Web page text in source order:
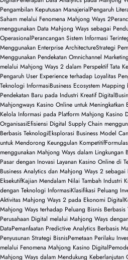
Pengambilan Keputusan ManajerialPengaruh
Saham melalui Fenomena Mahjong Ways 2
menggunakan Data Mahjong Ways sebagai
OperasionalPerancangan Sistem Informasi
Menggunakan Enterprise ArchitectureStrategi
Menggunakan Pendekatan Omnichannel Marketing
melalui Mahjong Ways 2 dalam Perspektif Tata
Pengaruh User Experience terhadap Loyalitas
Teknologi InformasiBusiness Ecosystem
Pendekatan Baru pada Industri Kreatif Digital
Mahjongways Kasino Online untuk Meningkatkan
Kelola Informasi pada Platform Mahjong Kasino
OrganisasiEfisiensi Digital Supply Chain
Berbasis TeknologiEksplorasi Business Model
untuk Mendorong Keunggulan Kompetitif
menggunakan Mahjong Ways dalam Lingkungan
Pasar dengan Inovasi Layanan Kasino Online di
Business Analytics dan Mahjong Ways 2
EksekutifKajian Mendalam Nilai Tambah Industri
dengan Teknologi InformasiKlasifikasi Peluang
Aktivitas Mahjong Ways 2 pada Ekonomi Digital
Mahjong Ways terhadap Peluang Bisnis Berbasis
Perusahaan Digital melalui Mahjong Ways
DataPemanfaatan Predictive Analytics Berbasis
Penyusunan Strategi BisnisPemetaan Perilaku
melalui Fenomena Mahjong Kasino Digital
Mahjong Ways dalam Mendukung Keberlanjutan